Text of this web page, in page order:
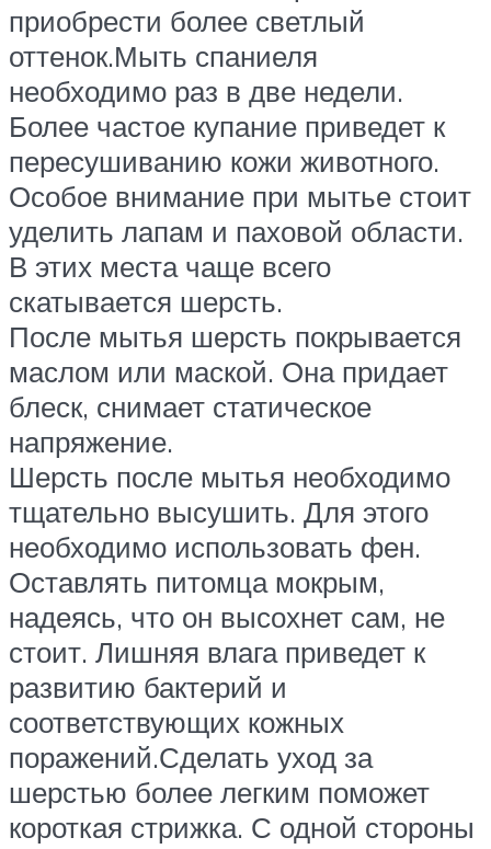
приобрести более светлый
оттенок.Мыть спаниеля
необходимо раз в две недели.
Более частое купание приведет к
пересушиванию кожи животного.
Особое внимание при мытье стоит
уделить лапам и паховой области.
В этих места чаще всего
скатывается шерсть.
После мытья шерсть покрывается
маслом или маской. Она придает
блеск, снимает статическое
напряжение.
Шерсть после мытья необходимо
тщательно высушить. Для этого
необходимо использовать фен.
Оставлять питомца мокрым,
надеясь, что он высохнет сам, не
стоит. Лишняя влага приведет к
развитию бактерий и
соответствующих кожных
поражений.Сделать уход за
шерстью более легким поможет
короткая стрижка. С одной стороны